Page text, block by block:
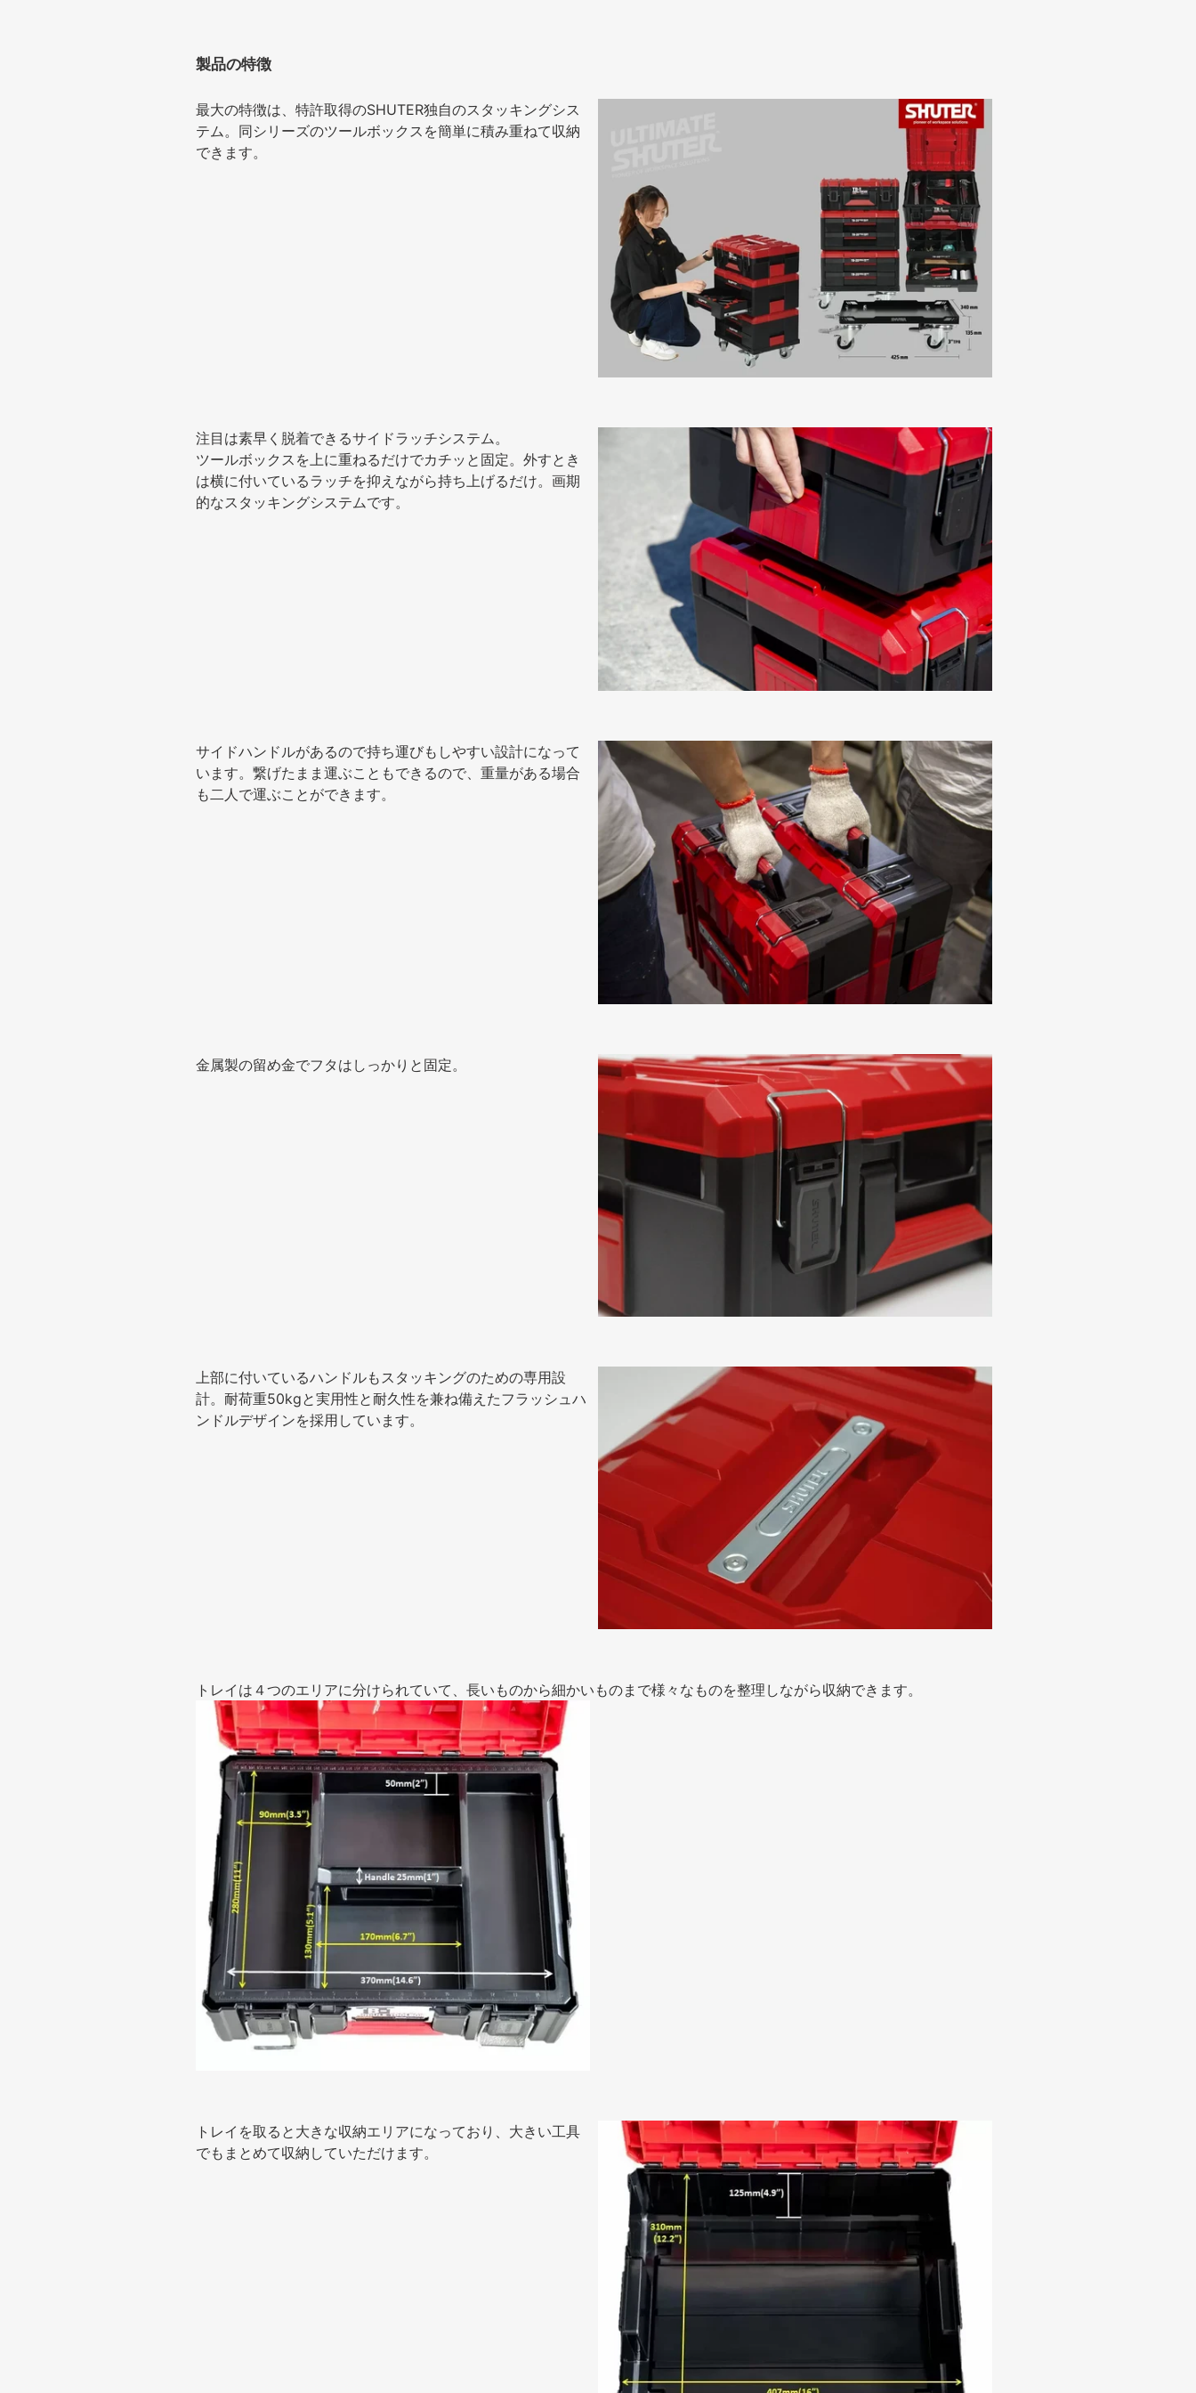
製品の特徴
最大の特徴は、特許取得のSHUTER独自のスタッキングシス
テム。同シリーズのツールボックスを簡単に積み重ねて収納
できます。
注目は素早く脱着できるサイドラッチシステム。
ツールボックスを上に重ねるだけでカチッと固定。外すとき
は横に付いているラッチを抑えながら持ち上げるだけ。画期
的なスタッキングシステムです。
サイドハンドルがあるので持ち運びもしやすい設計になって
います。繋げたまま運ぶこともできるので、重量がある場合
も二人で運ぶことができます。
金属製の留め金でフタはしっかりと固定。
上部に付いているハンドルもスタッキングのための専用設
計。耐荷重50kgと実用性と耐久性を兼ね備えたフラッシュハ
ンドルデザインを採用しています。
トレイは４つのエリアに分けられていて、長いものから細かいものまで様々なものを整理しながら収納できます。
トレイを取ると大きな収納エリアになっており、大きい工具
でもまとめて収納していただけます。